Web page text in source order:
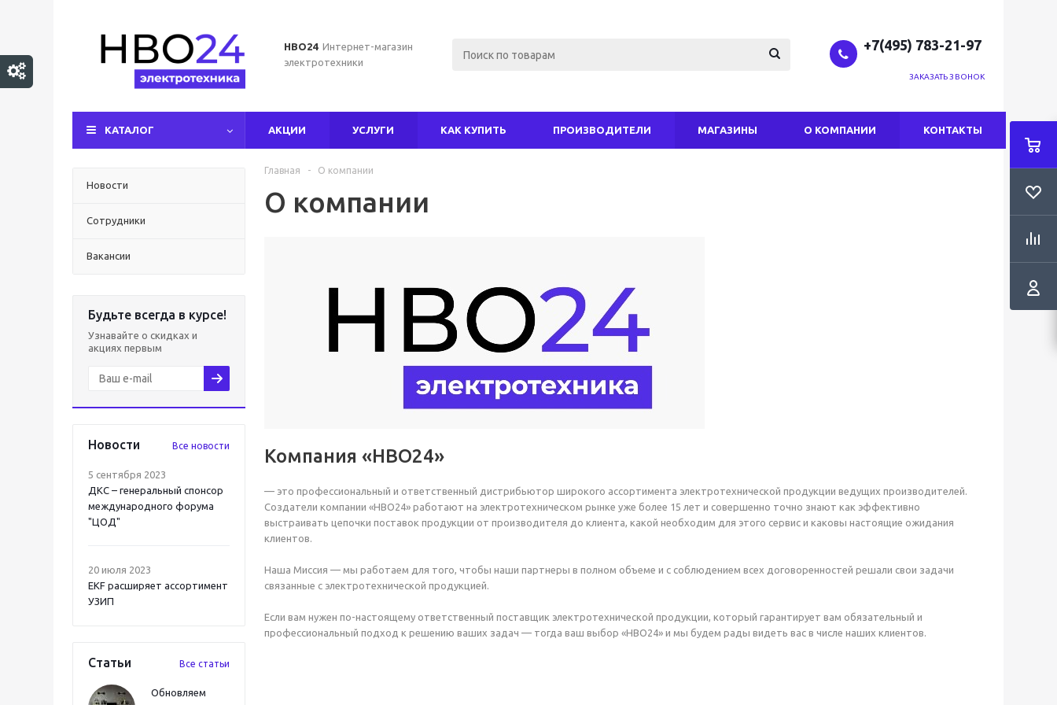
НВО24 Интернет-магазин
электротехники
+7(495) 783-21-97
ЗАКАЗАТЬ ЗВОНОК
КАТАЛОГ АКЦИИ УСЛУГИ КАК КУПИТЬ ПРОИЗВОДИТЕЛИ МАГАЗИНЫ О КОМПАНИИ КОНТАКТЫ
Новости
Сотрудники
Вакансии
Будьте всегда в курсе!
Узнавайте о скидках и
акциях первым
Новости Все новости
5 сентября 2023
ДКС – генеральный спонсор
международного форума
"ЦОД"
20 июля 2023
EKF расширяет ассортимент
УЗИП
Статьи Все статьи
Обновляем
Главная - О компании
О компании
Компания «НВО24»
— это профессиональный и ответственный дистрибьютор широкого ассортимента электротехнической продукции ведущих производителей.
Создатели компании «НВО24» работают на электротехническом рынке уже более 15 лет и совершенно точно знают как эффективно
выстраивать цепочки поставок продукции от производителя до клиента, какой необходим для этого сервис и каковы настоящие ожидания
клиентов.
Наша Миссия — мы работаем для того, чтобы наши партнеры в полном объеме и с соблюдением всех договоренностей решали свои задачи
связанные с электротехнической продукцией.
Если вам нужен по-настоящему ответственный поставщик электротехнической продукции, который гарантирует вам обязательный и
профессиональный подход к решению ваших задач — тогда ваш выбор «НВО24» и мы будем рады видеть вас в числе наших клиентов.